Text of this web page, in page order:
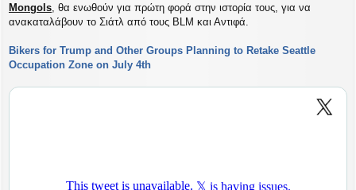
Mongols , θα ενωθούν για πρώτη φορά στην ιστορία τους, για να
ανακαταλάβουν το Σιάτλ από τους BLM και Αντιφά.
Bikers for Trump and Other Groups Planning to Retake Seattle
Occupation Zone on July 4th